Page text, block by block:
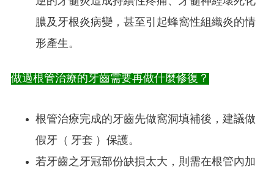
膿及牙根炎病變，甚至引起蜂窩性組織炎的情
形產生。
做過根管治療的牙齒需要再做什麼修復？
根管治療完成的牙齒先做窩洞填補後，建議做
假牙（ 牙套 ）保護。
若牙齒之牙冠部份缺損太大，則需在根管內加